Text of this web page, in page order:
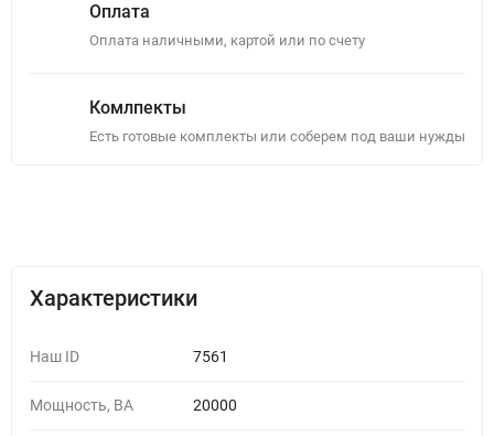
Оплата
Оплата наличными, картой или по счету
Комлпекты
Есть готовые комплекты или соберем под ваши нужды
Характеристики
Наш ID 7561
Мощность, ВА 20000